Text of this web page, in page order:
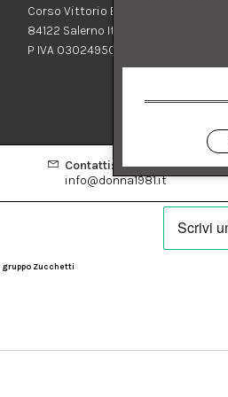
Corso Vittorio Emanuele 182
84122 Salerno Italia
P IVA 03024950655
Contatti:
info@donna1981.it
gruppo Zucchetti